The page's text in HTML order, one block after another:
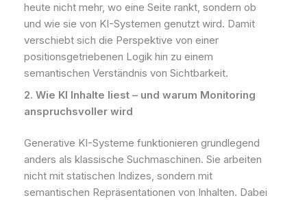
heute nicht mehr, wo eine Seite rankt, sondern ob
und wie sie von KI-Systemen genutzt wird. Damit
verschiebt sich die Perspektive von einer
positionsgetriebenen Logik hin zu einem
semantischen Verständnis von Sichtbarkeit.
2. Wie KI Inhalte liest – und warum Monitoring
anspruchsvoller wird
Generative KI-Systeme funktionieren grundlegend
anders als klassische Suchmaschinen. Sie arbeiten
nicht mit statischen Indizes, sondern mit
semantischen Repräsentationen von Inhalten. Dabei